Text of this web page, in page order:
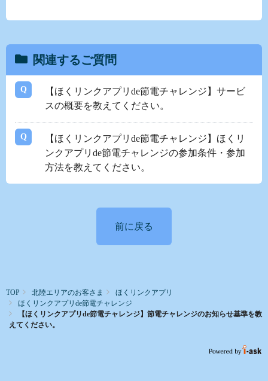
関連するご質問
【ほくリンクアプリde節電チャレンジ】サービ
スの概要を教えてください。
【ほくリンクアプリde節電チャレンジ】ほくリ
ンクアプリde節電チャレンジの参加条件・参加
方法を教えてください。
前に戻る
TOP 北陸エリアのお客さま
ほくリンクアプリ
ほくリンクアプリde節電チャレンジ
【ほくリンクアプリde節電チャレンジ】節電チャレンジのお知らせ基準を教
えてください。